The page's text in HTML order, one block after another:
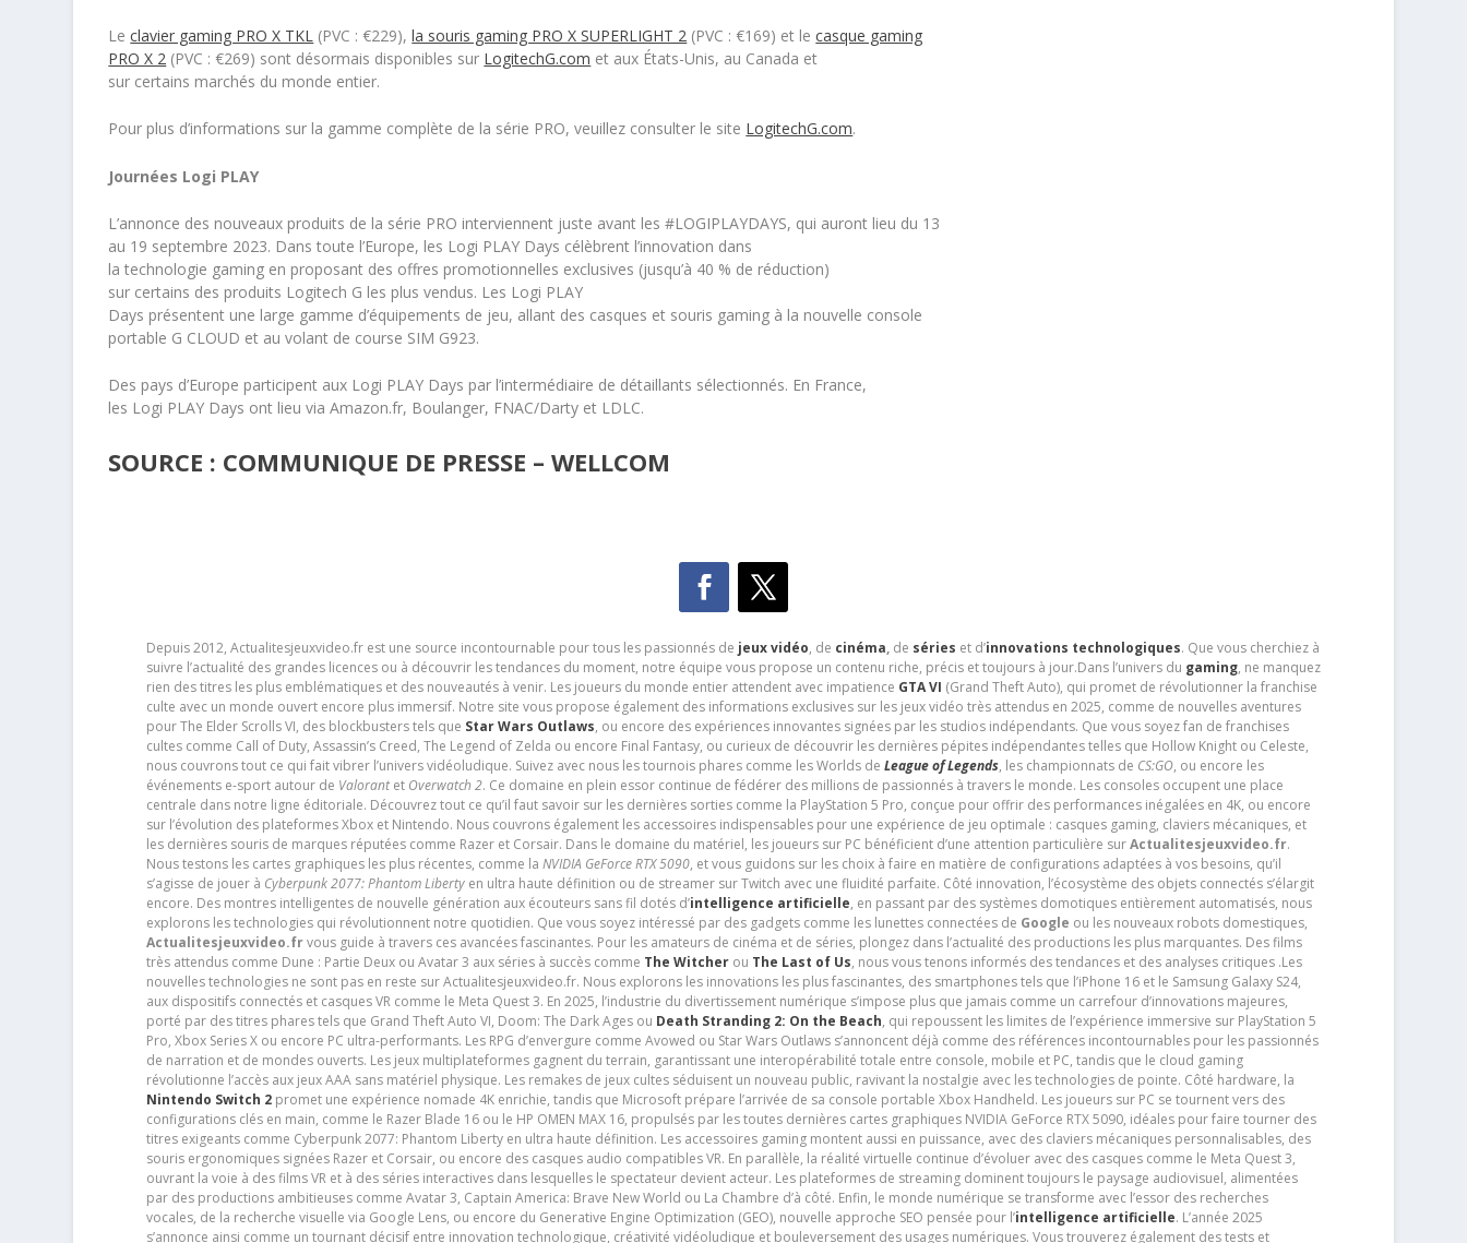
Leclavier gaming PRO X TKL (PVC : €229),la souris gaming PRO X SUPERLIGHT 2 (PVC : €169) et lecasque gaming
PRO X 2 (PVC : €269) sont désormais disponibles sur LogitechG.com et aux États-Unis, au Canada et
sur certains marchés du monde entier.
Pour plus d’informations sur la gamme complète de la série PRO, veuillez consulter le site LogitechG.com.
Journées Logi PLAY
L’annonce des nouveaux produits de la série PRO interviennent juste avant les #LOGIPLAYDAYS, qui auront lieu du 13
au 19 septembre 2023. Dans toute l’Europe, les Logi PLAY Days célèbrent l’innovation dans
la technologie gaming en proposant des offres promotionnelles exclusives (jusqu’à 40 % de réduction)
sur certains des produits Logitech G les plus vendus. Les Logi PLAY
Days présentent une large gamme d’équipements de jeu, allant des casques et souris gaming à la nouvelle console
portable G CLOUD et au volant de course SIM G923.
Des pays d’Europe participent aux Logi PLAY Days par l’intermédiaire de détaillants sélectionnés. En France,
les Logi PLAY Days ont lieu via Amazon.fr, Boulanger, FNAC/Darty et LDLC.
SOURCE : COMMUNIQUE DE PRESSE – WELLCOM
Depuis 2012, Actualitesjeuxvideo.fr est une source incontournable pour tous les passionnés de jeux vidéo, de cinéma,de séries et d’innovations technologiques. Que vous cherchiez à
suivre l’actualité des grandes licences ou à découvrir les tendances du moment, notre équipe vous propose un contenu riche, précis et toujours à jour.Dans l’univers du gaming, ne manquez
rien des titres les plus emblématiques et des nouveautés à venir. Les joueurs du monde entier attendent avec impatience GTA VI (Grand Theft Auto), qui promet de révolutionner la franchise
culte avec un monde ouvert encore plus immersif. Notre site vous propose également des informations exclusives sur les jeux vidéo très attendus en 2025, comme de nouvelles aventures
pour The Elder Scrolls VI, des blockbusters tels que Star Wars Outlaws, ou encore des expériences innovantes signées par les studios indépendants. Que vous soyez fan de franchises
cultes comme Call of Duty, Assassin’s Creed, The Legend of Zelda ou encore Final Fantasy, ou curieux de découvrir les dernières pépites indépendantes telles que Hollow Knight ou Celeste,
nous couvrons tout ce qui fait vibrer l’univers vidéoludique. Suivez avec nous les tournois phares comme les Worlds de League of Legends, les championnats de CS:GO, ou encore les
événements e-sport autour de Valorantet Overwatch 2. Ce domaine en plein essor continue de fédérer des millions de passionnés à travers le monde. Les consoles occupent une place
centrale dans notre ligne éditoriale. Découvrez tout ce qu’il faut savoir sur les dernières sorties comme la PlayStation 5 Pro, conçue pour offrir des performances inégalées en 4K, ou encore
sur l’évolution des plateformes Xbox et Nintendo. Nous couvrons également les accessoires indispensables pour une expérience de jeu optimale : casques gaming, claviers mécaniques, et
les dernières souris de marques réputées comme Razer et Corsair. Dans le domaine du matériel, les joueurs sur PC bénéficient d’une attention particulière surActualitesjeuxvideo.fr.
Nous testons les cartes graphiques les plus récentes, comme la NVIDIA GeForce RTX 5090, et vous guidons sur les choix à faire en matière de configurations adaptées à vos besoins, qu’il
s’agisse de jouer à Cyberpunk 2077: Phantom Libertyen ultra haute définition ou de streamer sur Twitch avec une fluidité parfaite. Côté innovation, l’écosystème des objets connectés s’élargit
encore. Des montres intelligentes de nouvelle génération aux écouteurs sans fil dotés d’intelligence artificielle, en passant par des systèmes domotiques entièrement automatisés, nous
explorons les technologies qui révolutionnent notre quotidien. Que vous soyez intéressé par des gadgets comme les lunettes connectées de Google ou les nouveaux robots domestiques,
Actualitesjeuxvideo.frvous guide à travers ces avancées fascinantes. Pour les amateurs de cinéma et de séries, plongez dans l’actualité des productions les plus marquantes. Des films
très attendus comme Dune : Partie Deux ou Avatar 3 aux séries à succès comme The Witcherou The Last of Us, nous vous tenons informés des tendances et des analyses critiques .Les
nouvelles technologies ne sont pas en reste sur Actualitesjeuxvideo.fr. Nous explorons les innovations les plus fascinantes, des smartphones tels que l’iPhone 16 et le Samsung Galaxy S24,
aux dispositifs connectés et casques VR comme le Meta Quest 3. En 2025, l’industrie du divertissement numérique s’impose plus que jamais comme un carrefour d’innovations majeures,
porté par des titres phares tels que Grand Theft Auto VI, Doom: The Dark Ages ou Death Stranding 2: On the Beach, qui repoussent les limites de l’expérience immersive sur PlayStation 5
Pro, Xbox Series X ou encore PC ultra-performants. Les RPG d’envergure comme Avowed ou Star Wars Outlaws s’annoncent déjà comme des références incontournables pour les passionnés
de narration et de mondes ouverts. Les jeux multiplateformes gagnent du terrain, garantissant une interopérabilité totale entre console, mobile et PC, tandis que le cloud gaming
révolutionne l’accès aux jeux AAA sans matériel physique. Les remakes de jeux cultes séduisent un nouveau public, ravivant la nostalgie avec les technologies de pointe. Côté hardware, la
Nintendo Switch 2promet une expérience nomade 4K enrichie, tandis que Microsoft prépare l’arrivée de sa console portable Xbox Handheld. Les joueurs sur PC se tournent vers des
configurations clés en main, comme le Razer Blade 16 ou le HP OMEN MAX 16, propulsés par les toutes dernières cartes graphiques NVIDIA GeForce RTX 5090, idéales pour faire tourner des
titres exigeants comme Cyberpunk 2077: Phantom Liberty en ultra haute définition. Les accessoires gaming montent aussi en puissance, avec des claviers mécaniques personnalisables, des
souris ergonomiques signées Razer et Corsair, ou encore des casques audio compatibles VR. En parallèle, la réalité virtuelle continue d’évoluer avec des casques comme le Meta Quest 3,
ouvrant la voie à des films VR et à des séries interactives dans lesquelles le spectateur devient acteur. Les plateformes de streaming dominent toujours le paysage audiovisuel, alimentées
par des productions ambitieuses comme Avatar 3, Captain America: Brave New World ou La Chambre d’à côté. Enfin, le monde numérique se transforme avec l’essor des recherches
vocales, de la recherche visuelle via Google Lens, ou encore du Generative Engine Optimization (GEO), nouvelle approche SEO pensée pour l’intelligence artificielle. L’année 2025
s’annonce ainsi comme un tournant décisif entre innovation technologique, créativité vidéoludique et bouleversement des usages numériques. Vous trouverez également des tests et